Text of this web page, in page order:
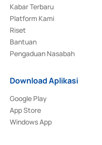
Kabar Terbaru
Platform Kami
Riset
Bantuan
Pengaduan Nasabah
Download Aplikasi
Google Play
App Store
Windows App